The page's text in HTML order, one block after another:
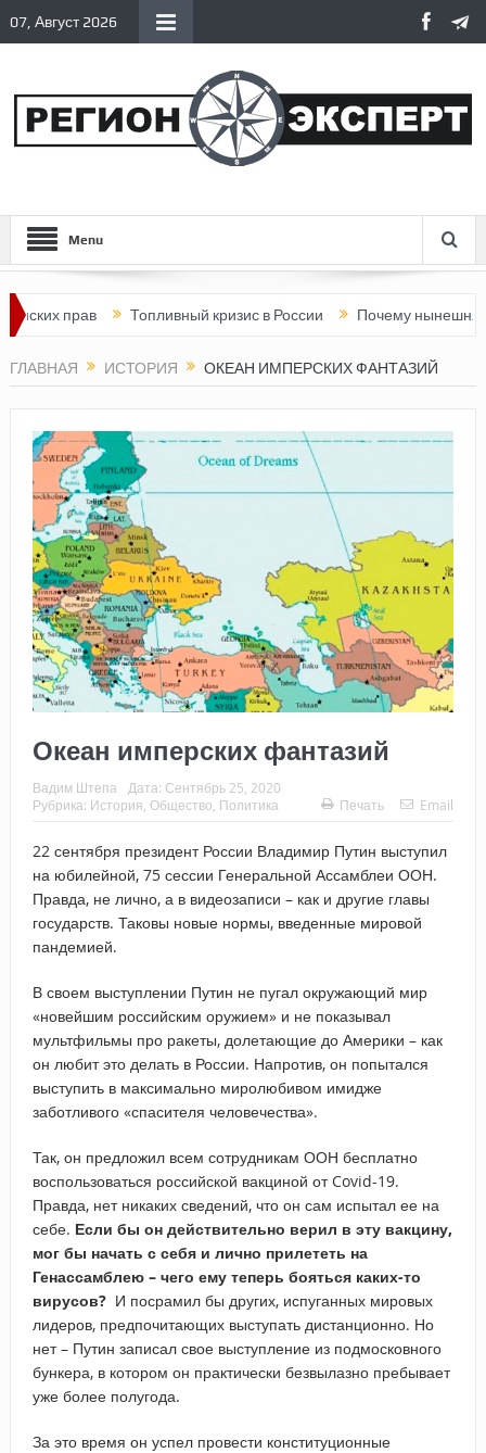
07, Август 2026
Menu
прав Топливный кризис в России Почему нынешняя
ГЛАВНАЯ ИСТОРИЯ ОКЕАН ИМПЕРСКИХ ФАНТАЗИЙ
Океан имперских фантазий
Вадим Штепа Дата: Сентябрь 25, 2020
Рубрика: История Общество Политика Печать Email
22 сентября президент России Владимир Путин выступил
на юбилейной, 75 сессии Генеральной Ассамблеи ООН.
Правда, не лично, а в видеозаписи – как и другие главы
государств. Таковы новые нормы, введенные мировой
пандемией.
В своем выступлении Путин не пугал окружающий мир
«новейшим российским оружием» и не показывал
мультфильмы про ракеты, долетающие до Америки – как
он любит это делать в России. Напротив, он попытался
выступить в максимально миролюбивом имидже
заботливого «спасителя человечества».
Так, он предложил всем сотрудникам ООН бесплатно
воспользоваться российской вакциной от Covid-19.
Правда, нет никаких сведений, что он сам испытал ее на
себе. Если бы он действительно верил в эту вакцину,
мог бы начать с себя и лично прилететь на
Генассамблею – чего ему теперь бояться каких-то
вирусов?И посрамил бы других, испуганных мировых
лидеров, предпочитающих выступать дистанционно. Но
нет – Путин записал свое выступление из подмосковного
бункера, в котором он практически безвылазно пребывает
уже более полугода.
За это время он успел провести конституционные